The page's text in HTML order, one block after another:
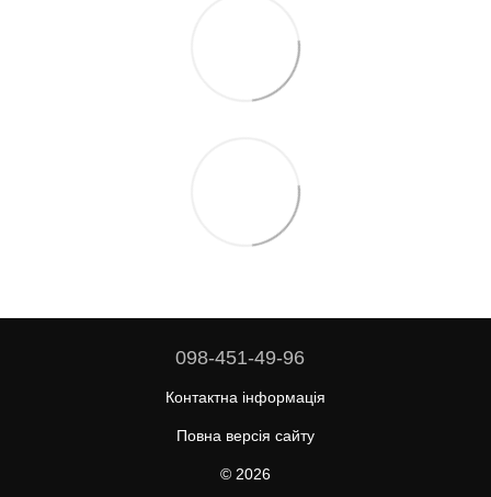
098-451-49-96
Контактна інформація
Повна версія сайту
© 2026